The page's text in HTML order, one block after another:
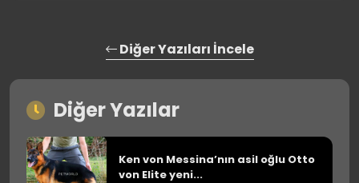
Diğer Yazıları İncele
Diğer Yazılar
Ken von Messina’nın asil oğlu Otto
von Elite yeni...